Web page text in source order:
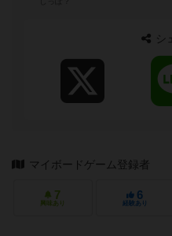
シ
マイボードゲーム登録者
7
興味あり
6
経験あり